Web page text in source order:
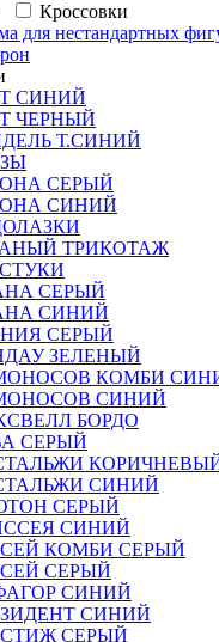
Кроссовки
для нестандартных
СИНИЙ
ЧЕРНЫЙ
Т.СИНИЙ
СЕРЫЙ
СИНИЙ
ТРИКОТАЖ
СЕРЫЙ
СИНИЙ
СЕРЫЙ
ЗЕЛЕНЫЙ
КОМБИ
СИНИЙ
БОРДО
СЕРЫЙ
СИНИЙ
СЕРЫЙ
СИНИЙ
КОМБИ СЕРЫЙ
СЕРЫЙ
СИНИЙ
СИНИЙ
СЕРЫЙ